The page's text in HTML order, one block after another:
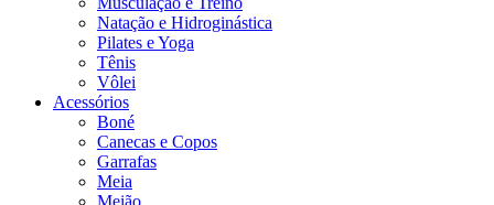
Natação e Hidroginástica
Pilates e Yoga
Tênis
Vôlei
Acessórios
Boné
Canecas e Copos
Garrafas
Meia
Meião